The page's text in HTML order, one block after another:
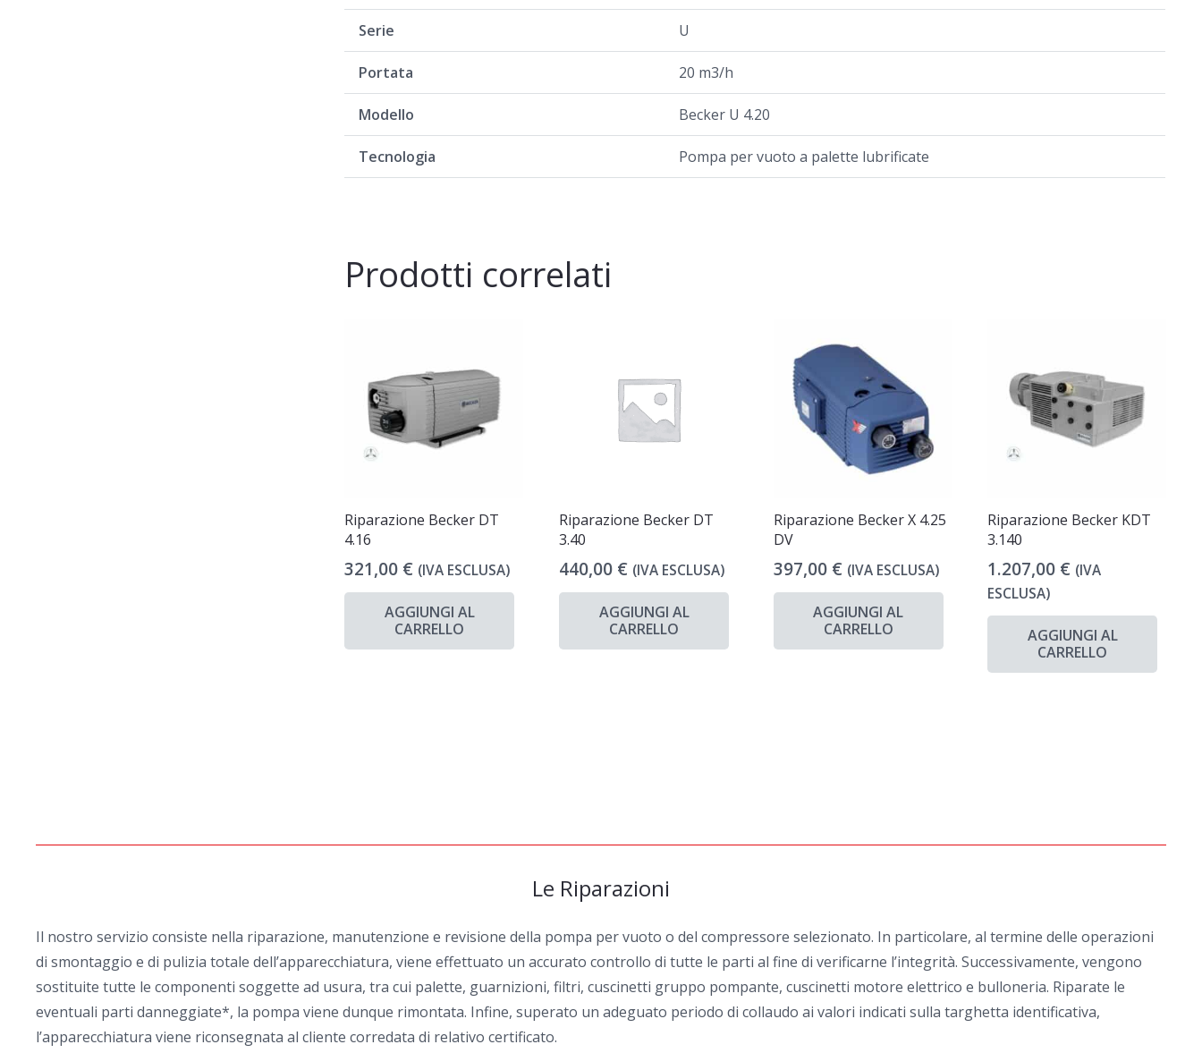
Serie U
Portata 20 m3/h
Modello Becker U 4.20
Tecnologia Pompa per vuoto a palette lubrificate
Prodotti correlati
Riparazione Becker DT
4.16
321,00 € (IVA ESCLUSA)
AGGIUNGI AL
CARRELLO
Riparazione Becker DT
3.40
440,00 € (IVA ESCLUSA)
AGGIUNGI AL
CARRELLO
Riparazione Becker X 4.25
DV
397,00 € (IVA ESCLUSA)
AGGIUNGI AL
CARRELLO
Riparazione Becker KDT
3.140
1.207,00 € (IVA
ESCLUSA)
AGGIUNGI AL
CARRELLO
Le Riparazioni
Il nostro servizio consiste nella riparazione, manutenzione e revisione della pompa per vuoto o del compressore selezionato. In particolare, al termine delle operazioni
di smontaggio e di pulizia totale dell’apparecchiatura, viene effettuato un accurato controllo di tutte le parti al fine di verificarne l’integrità. Successivamente, vengono
sostituite tutte le componenti soggette ad usura, tra cui palette, guarnizioni, filtri, cuscinetti gruppo pompante, cuscinetti motore elettrico e bulloneria. Riparate le
eventuali parti danneggiate*, la pompa viene dunque rimontata. Infine, superato un adeguato periodo di collaudo ai valori indicati sulla targhetta identificativa,
l’apparecchiatura viene riconsegnata al cliente corredata di relativo certificato.